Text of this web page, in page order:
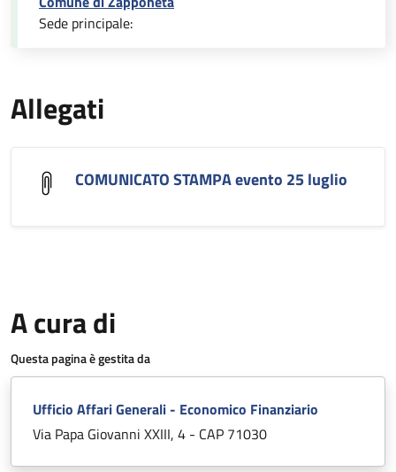
Sede principale:
Allegati
COMUNICATO STAMPA evento 25 luglio
A cura di
Questa pagina è gestita da
Ufficio Affari Generali - Economico Finanziario
Via Papa Giovanni XXIII, 4 - CAP 71030